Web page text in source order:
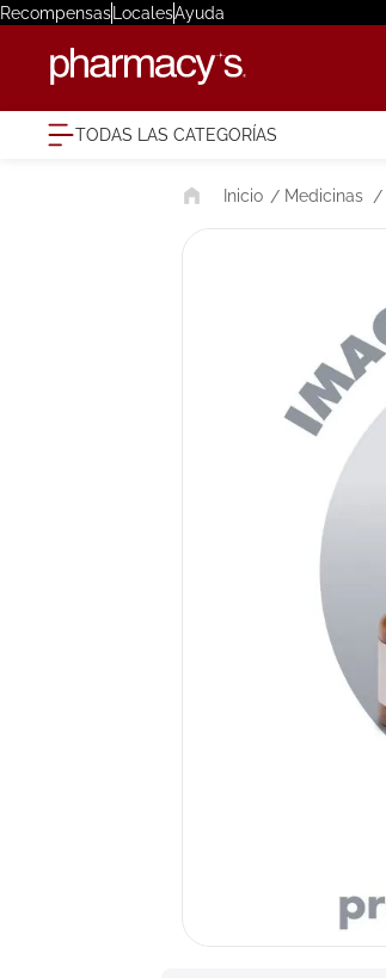
RecompensasLocalesAyuda
TODAS LAS CATEGORÍAS
Medicinas